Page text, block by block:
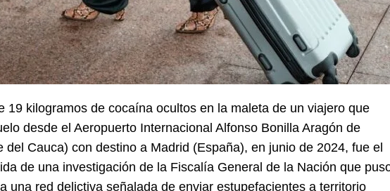
19 kilogramos de cocaína ocultos en la maleta de un viajero que
desde el Aeropuerto Internacional Alfonso Bonilla Aragón de
del Cauca) con destino a Madrid (España), en junio de 2024, fue el
de una investigación de la Fiscalía General de la Nación que
una red delictiva señalada de enviar estupefacientes a territorio